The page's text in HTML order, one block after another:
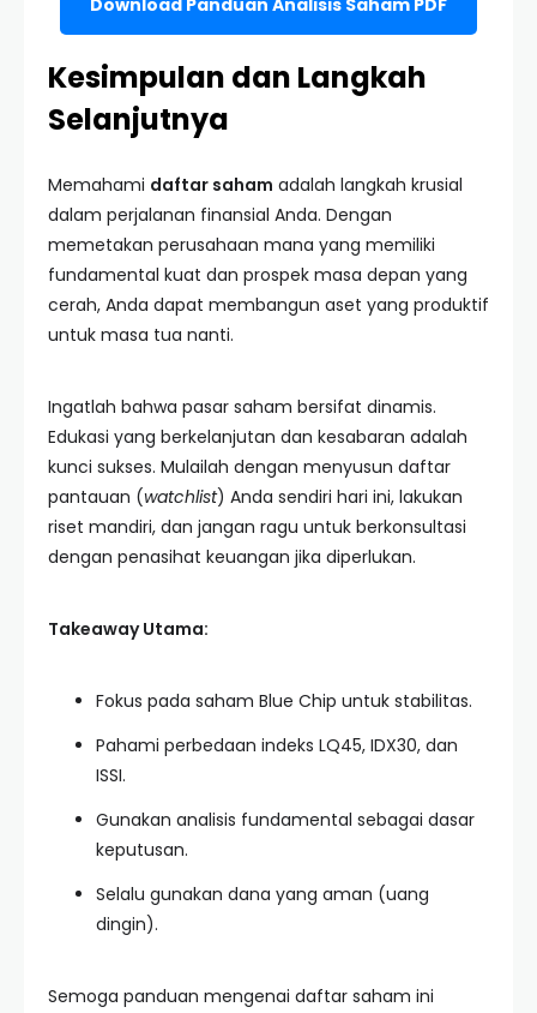
Download Panduan Analisis Saham PDF
Kesimpulan dan Langkah
Selanjutnya
Memahami daftar saham adalah langkah krusial
dalam perjalanan finansial Anda. Dengan
memetakan perusahaan mana yang memiliki
fundamental kuat dan prospek masa depan yang
cerah, Anda dapat membangun aset yang produktif
untuk masa tua nanti.
Ingatlah bahwa pasar saham bersifat dinamis.
Edukasi yang berkelanjutan dan kesabaran adalah
kunci sukses. Mulailah dengan menyusun daftar
pantauan (watchlist) Anda sendiri hari ini, lakukan
riset mandiri, dan jangan ragu untuk berkonsultasi
dengan penasihat keuangan jika diperlukan.
Takeaway Utama:
Fokus pada saham Blue Chip untuk stabilitas.
Pahami perbedaan indeks LQ45, IDX30, dan
ISSI.
Gunakan analisis fundamental sebagai dasar
keputusan.
Selalu gunakan dana yang aman (uang
dingin).
Semoga panduan mengenai daftar saham ini